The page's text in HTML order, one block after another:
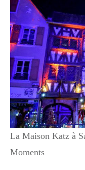
La Maison Katz à
Moments